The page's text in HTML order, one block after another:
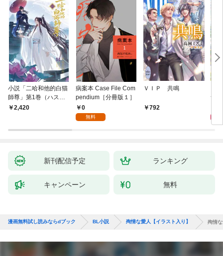
小説「二哈和他的白猫
師尊」第1巻（ハスキ
ーとかれのしろねこし
2,420
病案本 Case File Com
pendium［分冊版１］
0
無料
ＶＩＰ 共鳴
792
つ
新刊配信予定 ランキング
キャンペーン 無料
漫画無料試し読みならdブック BL小説 殉情な愛人【イラスト入り】 殉情